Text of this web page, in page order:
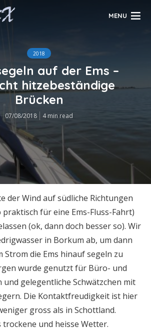
MENU
2018
auf der Ems –
hitzebeständige
Brücken
07/08/2018 4 min read
der Wind auf südliche Richtungen
für eine Ems-Fluss-Fahrt)
(ok, dann doch besser so). Wir
in Borkum ab, um dann
Strom die Ems hinauf segeln zu
wurde genutzt für Büro- und
gelegentliche Schwätzchen mit
Die Kontaktfreudigkeit ist hier
gross als in Schottland.
trockene und heisse Wetter.